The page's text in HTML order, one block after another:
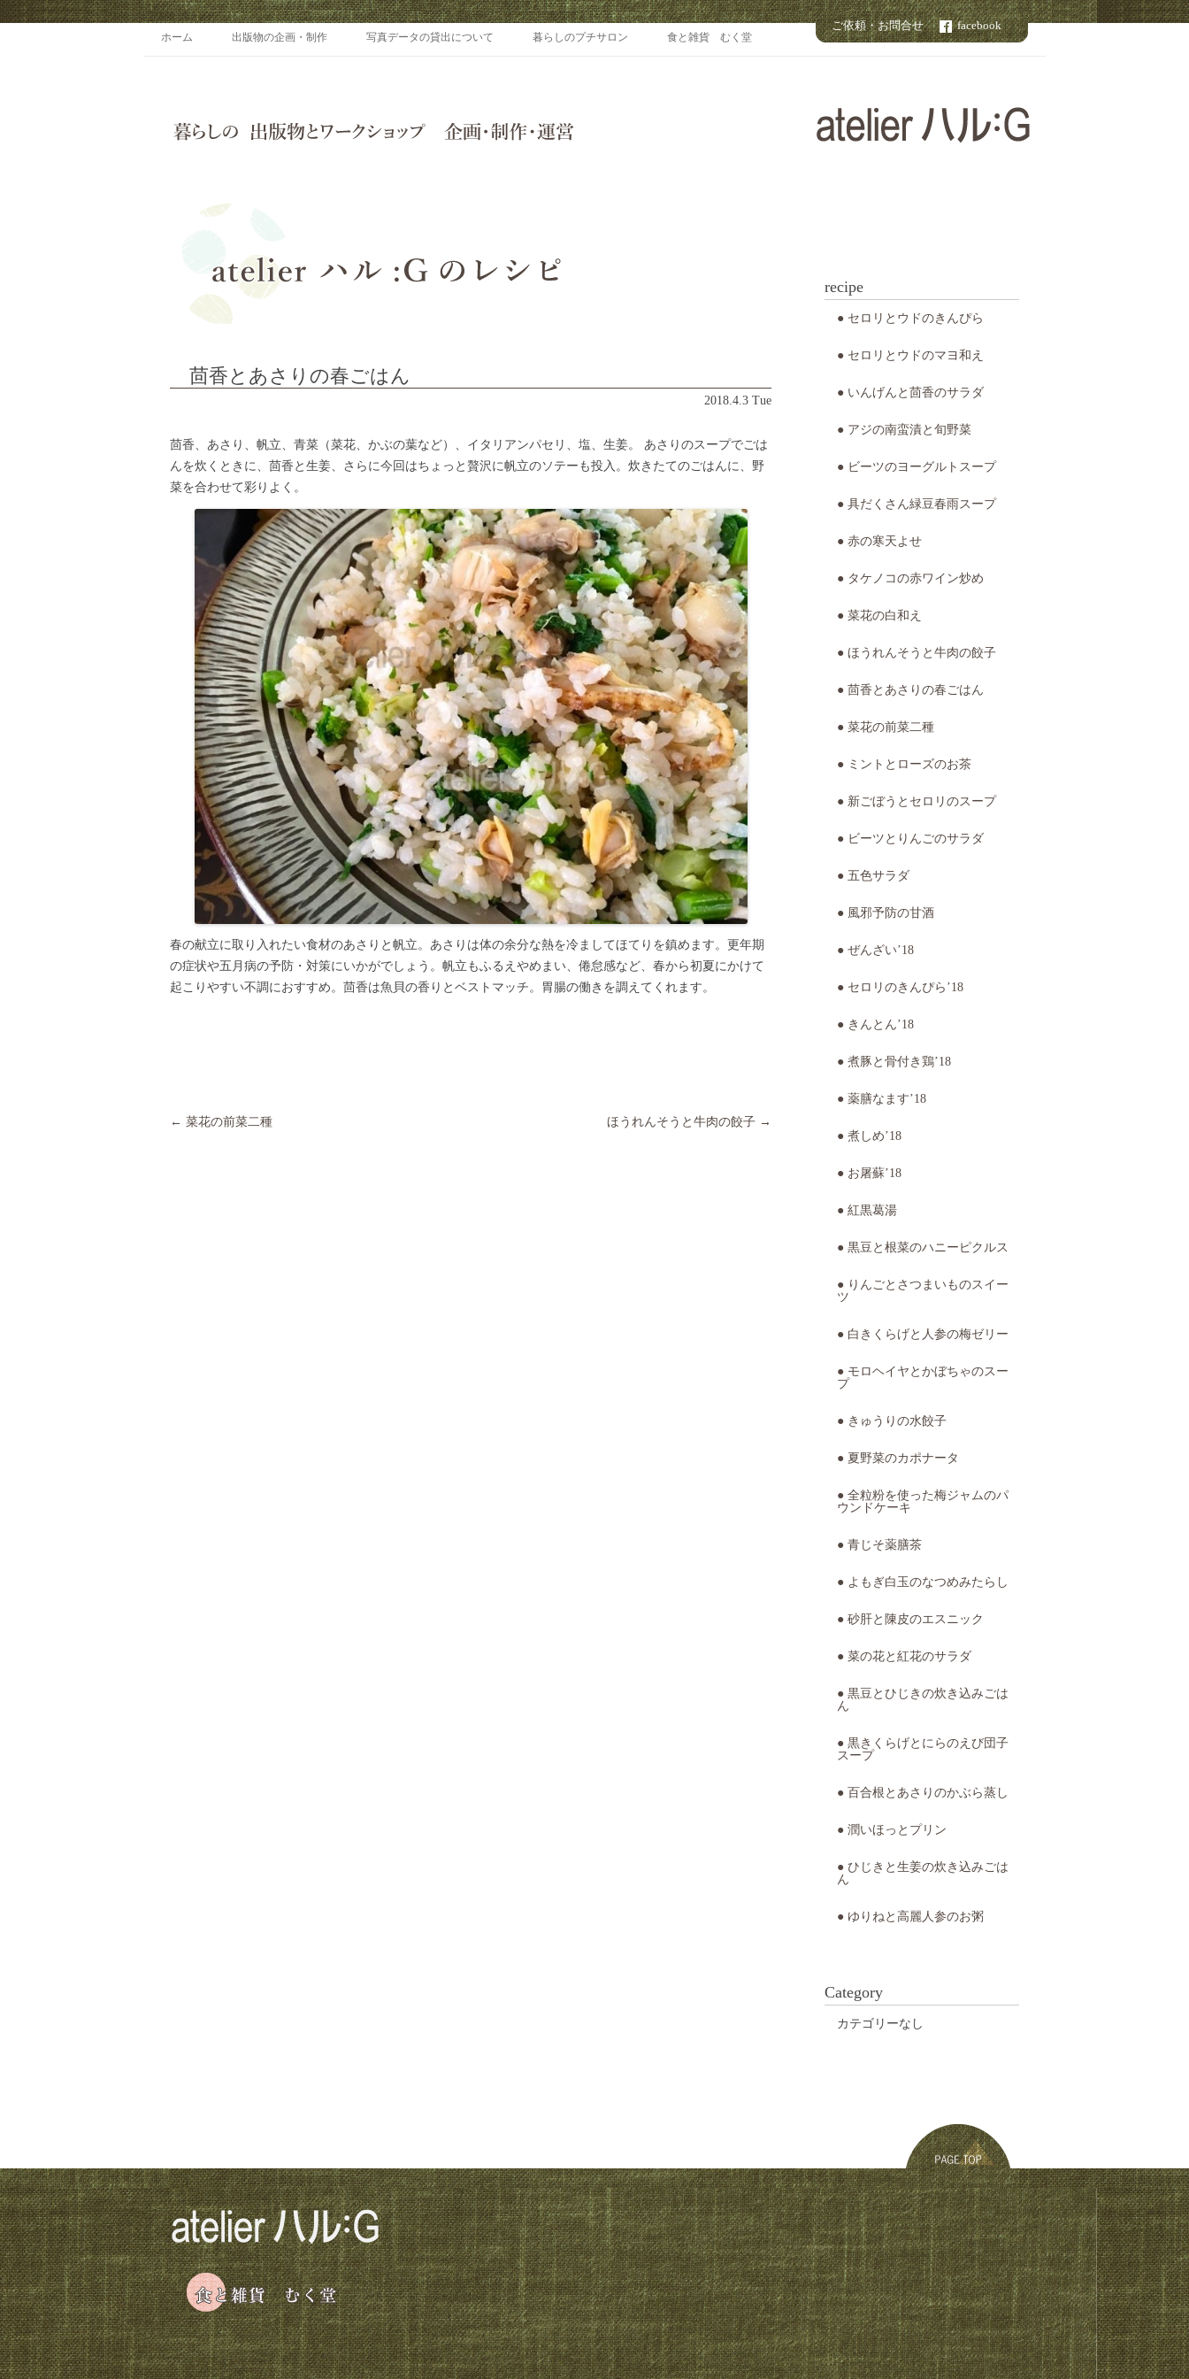
ご依頼・お問合せ facebook
Skip to content
ホーム 出版物の企画・制作 写真データの貸出について 暮らしのプチサロン 食と雑貨 むく堂
茴香とあさりの春ごはん
2018.4.3 Tue
茴香、あさり、帆立、青菜（菜花、かぶの葉など）、イタリアンパセリ、塩、生姜。 あさりのスープでごは
んを炊くときに、茴香と生姜、さらに今回はちょっと贅沢に帆立のソテーも投入。炊きたてのごはんに、野
菜を合わせて彩りよく。
春の献立に取り入れたい食材のあさりと帆立。あさりは体の余分な熱を冷ましてほてりを鎮めます。更年期
の症状や五月病の予防・対策にいかがでしょう。帆立もふるえやめまい、倦怠感など、春から初夏にかけて
起こりやすい不調におすすめ。茴香は魚貝の香りとベストマッチ。胃腸の働きを調えてくれます。
Post navigation
← 菜花の前菜二種 ほうれんそうと牛肉の餃子 →
recipe
● セロリとウドのきんぴら
● セロリとウドのマヨ和え
● いんげんと茴香のサラダ
● アジの南蛮漬と旬野菜
● ビーツのヨーグルトスープ
● 具だくさん緑豆春雨スープ
● 赤の寒天よせ
● タケノコの赤ワイン炒め
● 菜花の白和え
● ほうれんそうと牛肉の餃子
● 茴香とあさりの春ごはん
● 菜花の前菜二種
● ミントとローズのお茶
● 新ごぼうとセロリのスープ
● ビーツとりんごのサラダ
● 五色サラダ
● 風邪予防の甘酒
● ぜんざい’18
● セロリのきんぴら’18
● きんとん’18
● 煮豚と骨付き鶏’18
● 薬膳なます’18
● 煮しめ’18
● お屠蘇’18
● 紅黒葛湯
● 黒豆と根菜のハニーピクルス
● りんごとさつまいものスイー
ツ
● 白きくらげと人参の梅ゼリー
● モロヘイヤとかぼちゃのスー
プ
● きゅうりの水餃子
● 夏野菜のカポナータ
● 全粒粉を使った梅ジャムのパ
ウンドケーキ
● 青じそ薬膳茶
● よもぎ白玉のなつめみたらし
● 砂肝と陳皮のエスニック
● 菜の花と紅花のサラダ
● 黒豆とひじきの炊き込みごは
ん
● 黒きくらげとにらのえび団子
スープ
● 百合根とあさりのかぶら蒸し
● 潤いほっとプリン
● ひじきと生姜の炊き込みごは
ん
● ゆりねと高麗人参のお粥
Category
カテゴリーなし